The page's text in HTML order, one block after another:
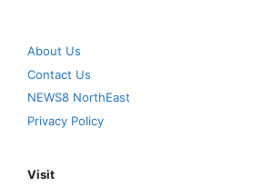
About Us
Contact Us
NEWS8 NorthEast
Privacy Policy
Visit